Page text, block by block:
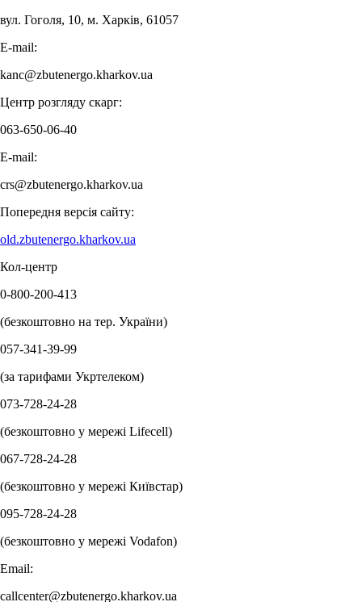
вул. Гоголя, 10, м. Харків, 61057
E-mail:
kanc@zbutenergo.kharkov.ua
Центр розгляду скарг:
063-650-06-40
E-mail:
crs@zbutenergo.kharkov.ua
Попередня версія сайту:
old.zbutenergo.kharkov.ua
Кол-центр
0-800-200-413
(безкоштовно на тер. України)
057-341-39-99
(за тарифами Укртелеком)
073-728-24-28
(безкоштовно у мережі Lifecell)
067-728-24-28
(безкоштовно у мережі Київстар)
095-728-24-28
(безкоштовно у мережі Vodafon)
Email:
callcenter@zbutenergo.kharkov.ua